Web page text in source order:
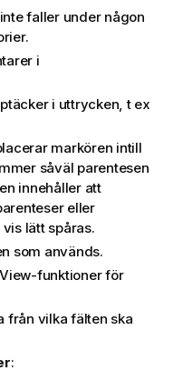
faller under någon
i
i uttrycken, t ex
markören intill
såväl parentesen
innehåller att
eller
lätt spåras.
som används.
funktioner för
från vilka fälten ska
: